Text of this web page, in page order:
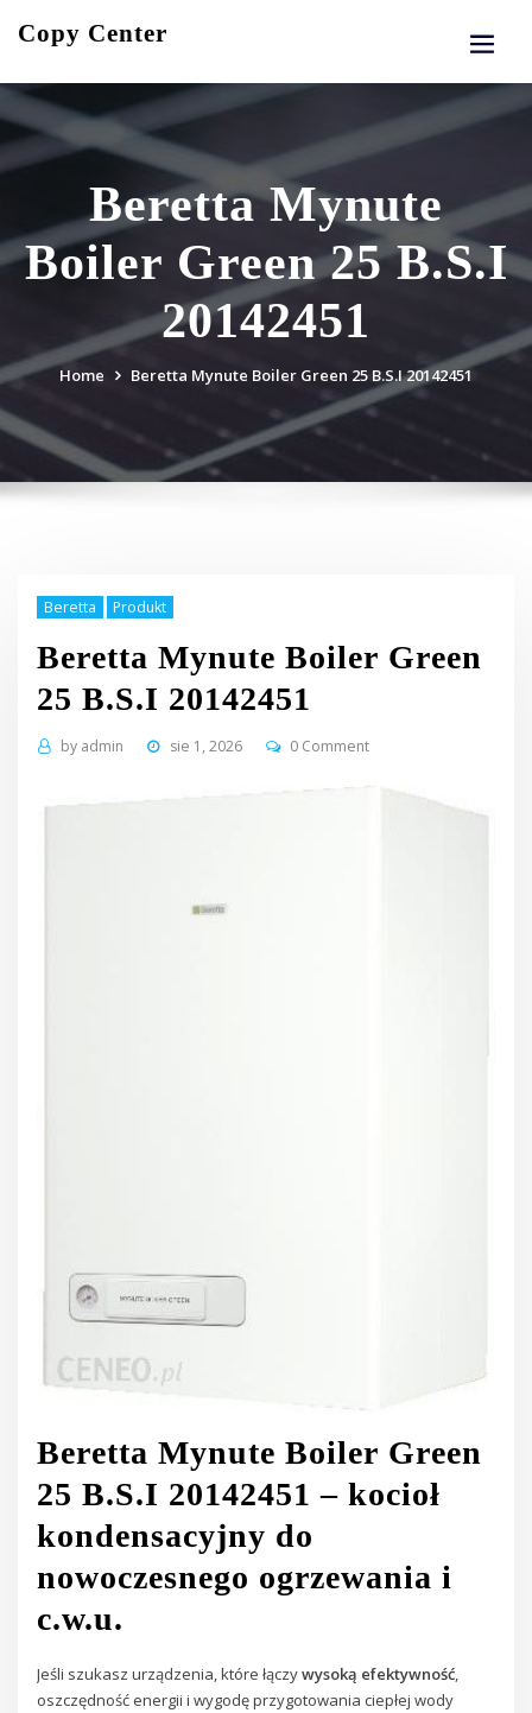
Copy Center
Beretta Mynute
Boiler Green 25 B.S.I
20142451
Home Beretta Mynute Boiler Green 25 B.S.I 20142451
Beretta Produkt
Beretta Mynute Boiler Green
25 B.S.I 20142451
by admin sie 1, 2026 0 Comment
Beretta Mynute Boiler Green
25 B.S.I 20142451 – kocioł
kondensacyjny do
nowoczesnego ogrzewania i
c.w.u.
Jeśli szukasz urządzenia, które łączywysoką efektywność,
oszczędność energii i wygodę przygotowania ciepłej wody